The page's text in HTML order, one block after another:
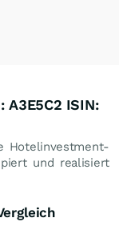
ISIN:
Hotelinvestment-
und realisiert